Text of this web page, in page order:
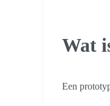
Wat
Een